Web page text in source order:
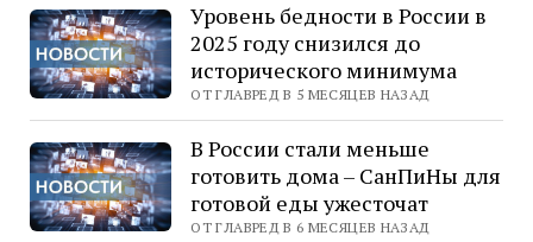
Уровень бедности в России в
2025 году снизился до
исторического минимума
ОТ ГЛАВРЕД В 5 МЕСЯЦЕВ НАЗАД
В России стали меньше
готовить дома – СанПиНы для
готовой еды ужесточат
ОТ ГЛАВРЕД В 6 МЕСЯЦЕВ НАЗАД